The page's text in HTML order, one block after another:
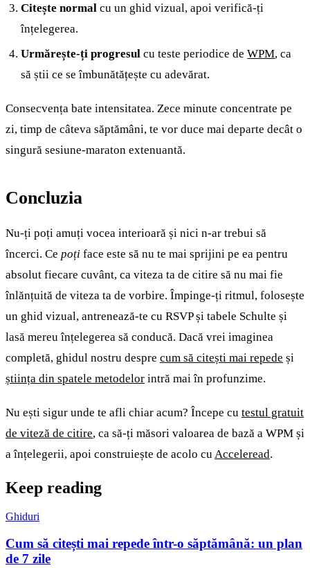
Citește normal cu un ghid vizual, apoi verifică-ți
înțelegerea.
Urmărește-ți progresul cu teste periodice deWPM, ca
să știi ce se îmbunătățește cu adevărat.
Consecvența bate intensitatea. Zece minute concentrate pe
zi, timp de câteva săptămâni, te vor duce mai departe decât o
singură sesiune-maraton extenuantă.
Concluzia
Nu-ți poți amuți vocea interioară și nici n-ar trebui să
încerci. Ce poți face este să nu te mai sprijini pe ea pentru
absolut fiecare cuvânt, ca viteza ta de citire să nu mai fie
înlănțuită de viteza ta de vorbire. Împinge-ți ritmul, folosește
un ghid vizual, antrenează-te cu RSVP și tabele Schulte și
lasă mereu înțelegerea să conducă. Dacă vrei imaginea
completă, ghidul nostru despre cum să citești mai repede și
știința din spatele metodelor intră mai în profunzime.
Nu ești sigur unde te afli chiar acum? Începe cu testul gratuit
de viteză de citire, ca să-ți măsori valoarea de bază a WPM și
a înțelegerii, apoi construiește de acolo cu Acceleread.
Keep reading
Ghiduri
Cum să citești mai repede într-o săptămână: un plan
de 7 zile